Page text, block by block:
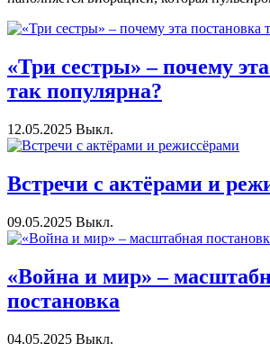
«Три сестры» – почему
так популярна?
12.05.2025 Выкл.
Встречи с актёрами и
09.05.2025 Выкл.
«Война и мир» –
постановка
04.05.2025 Выкл.